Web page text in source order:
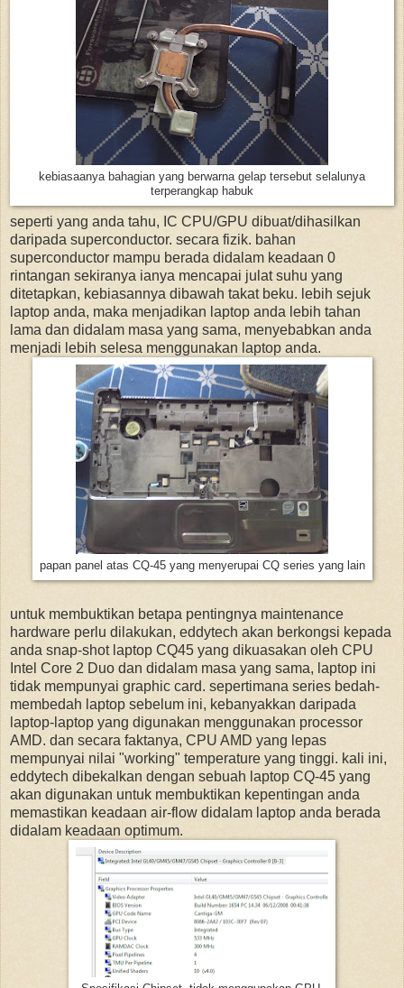
kebiasaanya bahagian yang berwarna gelap tersebut selalunya
terperangkap habuk
seperti yang anda tahu, IC CPU/GPU dibuat/dihasilkan
daripada superconductor. secara fizik. bahan
superconductor mampu berada didalam keadaan 0
rintangan sekiranya ianya mencapai julat suhu yang
ditetapkan, kebiasannya dibawah takat beku. lebih sejuk
laptop anda, maka menjadikan laptop anda lebih tahan
lama dan didalam masa yang sama, menyebabkan anda
menjadi lebih selesa menggunakan laptop anda.
papan panel atas CQ-45 yang menyerupai CQ series yang lain
untuk membuktikan betapa pentingnya maintenance
hardware perlu dilakukan, eddytech akan berkongsi kepada
anda snap-shot laptop CQ45 yang dikuasakan oleh CPU
Intel Core 2 Duo dan didalam masa yang sama, laptop ini
tidak mempunyai graphic card. sepertimana series bedah-
membedah laptop sebelum ini, kebanyakkan daripada
laptop-laptop yang digunakan menggunakan processor
AMD. dan secara faktanya, CPU AMD yang lepas
mempunyai nilai "working" temperature yang tinggi. kali ini,
eddytech dibekalkan dengan sebuah laptop CQ-45 yang
akan digunakan untuk membuktikan kepentingan anda
memastikan keadaan air-flow didalam laptop anda berada
didalam keadaan optimum.